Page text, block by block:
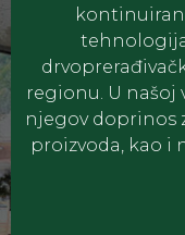
regionu. U našoj
njegov doprinos
proizvoda, kao i